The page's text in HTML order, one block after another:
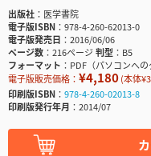
出版社
医学書院
電子版ISBN
978-4-260-62013-0
電子版発売日
2016/06/06
ページ数
216ページ判型
B5
フォーマット
PDF（パソコンへの
電子版販売価格： ¥4,180(本体
印刷版ISBN
978-4-260-02013-8
印刷版発行年月
2014/07